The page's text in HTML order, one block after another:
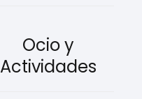
Ocio y
Actividades